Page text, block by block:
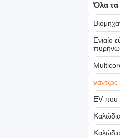
Όλα τα
Ενιαίο
EV που